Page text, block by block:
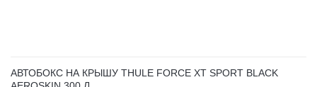
АВТОБОКС НА КРЫШУ THULE FORCE XT SPORT BLACK